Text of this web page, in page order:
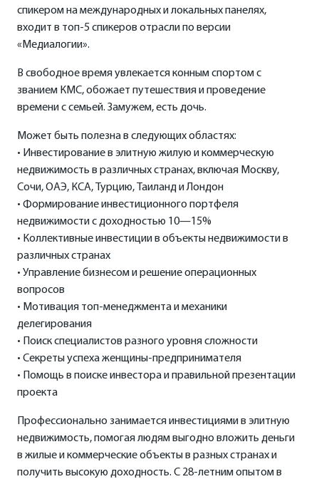
спикером на международных и локальных панелях,
входит в топ-5 спикеров отрасли по версии
«Медиалогии».
В свободное время увлекается конным спортом с
званием КМС, обожает путешествия и проведение
времени с семьей. Замужем, есть дочь.
Может быть полезна в следующих областях:
• Инвестирование в элитную жилую и коммерческую
недвижимость в различных странах, включая Москву,
Сочи, ОАЭ, КСА, Турцию, Таиланд и Лондон
• Формирование инвестиционного портфеля
недвижимости с доходностью 10—15%
• Коллективные инвестиции в объекты недвижимости в
различных странах
• Управление бизнесом и решение операционных
вопросов
• Мотивация топ-менеджмента и механики
делегирования
• Поиск специалистов разного уровня сложности
• Секреты успеха женщины-предпринимателя
• Помощь в поиске инвестора и правильной презентации
проекта
Профессионально занимается инвестициями в элитную
недвижимость, помогая людям выгодно вложить деньги
в жилые и коммерческие объекты в разных странах и
получить высокую доходность. С 28-летним опытом в